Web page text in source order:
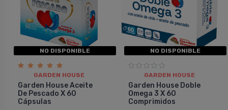
NO DISPONIBLE
GARDEN HOUSE
Garden House Aceite
De Pescado X 60
Cápsulas
NO DISPONIBLE
GARDEN HOUSE
Garden House Doble
Omega 3 X 60
Comprimidos